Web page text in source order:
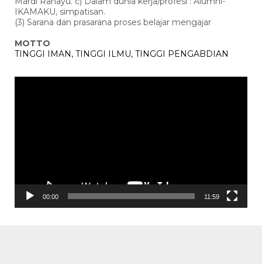
IKAMAKU, simpatisan.
(3) Sarana dan prasarana proses belajar mengajar
MOTTO
TINGGI IMAN, TINGGI ILMU, TINGGI PENGABDIAN
00:00 11:59